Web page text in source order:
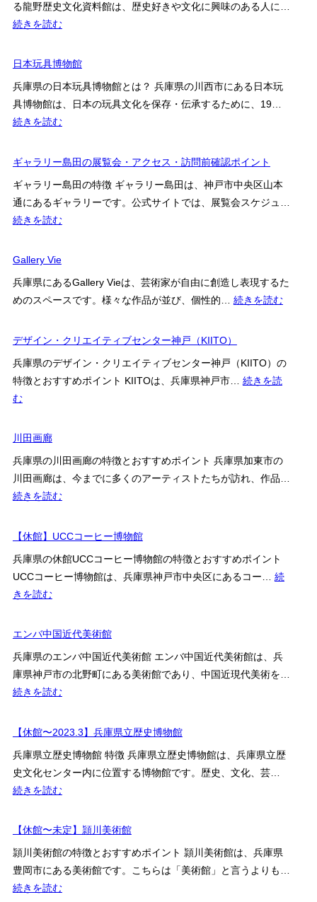
説
天
文
学
館
る龍野歴史文化資料館は、歴史好きや文化に興味のある人に…
続きを読む:
つ
市
立
龍
歴
史
文
化
日本玩具博物館
兵庫県の日本玩具博物館とは？ 兵庫県の川西市にある日本玩
具博物館は、日本の玩具文化を保存・伝承するために、19…
続きを読む:
本
具
博
物
ギャラリー島田の展覧会・アクセス・訪問前確認ポイント
ギャラリー島田の特徴 ギャラリー島田は、神戸市中央区山本
通にあるギャラリーです。公式サイトでは、展覧会スケジュ…
続きを読む:
リ
ー
田
の
展
セ
ス・
訪
前
確
認
Gallery Vie
兵庫県にあるGallery Vieは、芸術家が自由に創造し表現するた
めのスペースです。様々な作品が並び、個性的… 続きを読む:
デザイン・クリエイティブセンター神戸（KIITO）
兵庫県のデザイン・クリエイティブセンター神戸（KIITO）の
特徴とおすすめポイント KIITOは、兵庫県神戸市… 続きを読
む:
ザ
ン・
ク
リ
イ
テ
ィ
ブ
ー
神
戸
川田画廊
兵庫県の川田画廊の特徴とおすすめポイント 兵庫県加東市の
川田画廊は、今までに多くのアーティストたちが訪れ、作品…
続きを読む:
田
廊
【休館】UCCコーヒー博物館
兵庫県の休館UCCコーヒー博物館の特徴とおすすめポイント
UCCコーヒー博物館は、兵庫県神戸市中央区にあるコー… 続
きを読む:
館】
コ
ー
ヒ
博
物
館
エンバ中国近代美術館
兵庫県のエンバ中国近代美術館 エンバ中国近代美術館は、兵
庫県神戸市の北野町にある美術館であり、中国近現代美術を…
続きを読む:
ン
中
国
近
美
術
館
【休館〜2023.3】兵庫県立歴史博物館
兵庫県立歴史博物館 特徴 兵庫県立歴史博物館は、兵庫県立歴
史文化センター内に位置する博物館です。歴史、文化、芸…
続きを読む:
館〜
兵
庫
県
【休館〜未定】頴川美術館
頴川美術館の特徴とおすすめポイント 頴川美術館は、兵庫県
豊岡市にある美術館です。こちらは「美術館」と言うよりも…
続きを読む: